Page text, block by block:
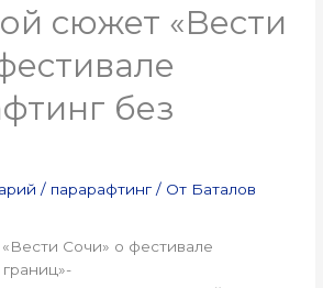
сюжет «Вести
без
/ парарафтинг / От Баталов
Сочи» о фестивале